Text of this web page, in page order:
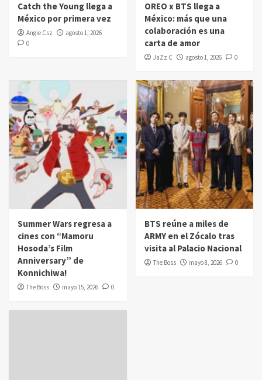
Catch the Young llega a
México por primera vez
Angie Csz
agosto 1, 2026
0
OREO x BTS llega a
México: más que una
colaboración es una
carta de amor
JaZz C agosto 1, 2026 0
Summer Wars regresa a
cines con “Mamoru
Hosoda’s Film
Anniversary” de
Konnichiwa!
The Boss mayo 15, 2026 0
BTS reúne a miles de
ARMY en el Zócalo tras
visita al Palacio Nacional
The Boss mayo 8, 2026 0